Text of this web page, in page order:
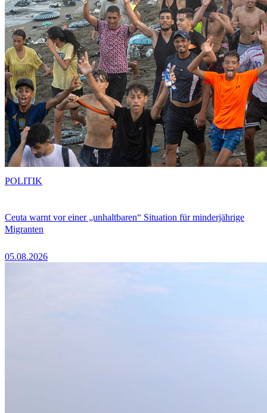
Ceuta warnt vor einer „unhaltbaren“ Situation für minderjährige
Migranten
05.08.2026
POLITIK